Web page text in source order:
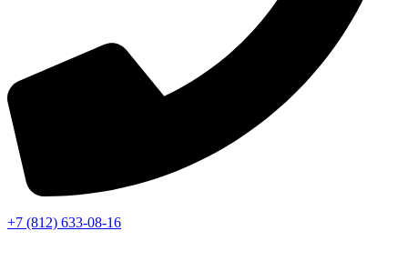
+7 (812) 633-08-16